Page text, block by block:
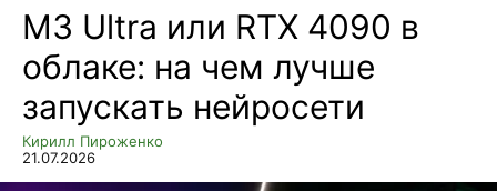
M3 Ultra или RTX 4090 в
облаке: на чем лучше
запускать нейросети
Кирилл Пироженко
21.07.2026